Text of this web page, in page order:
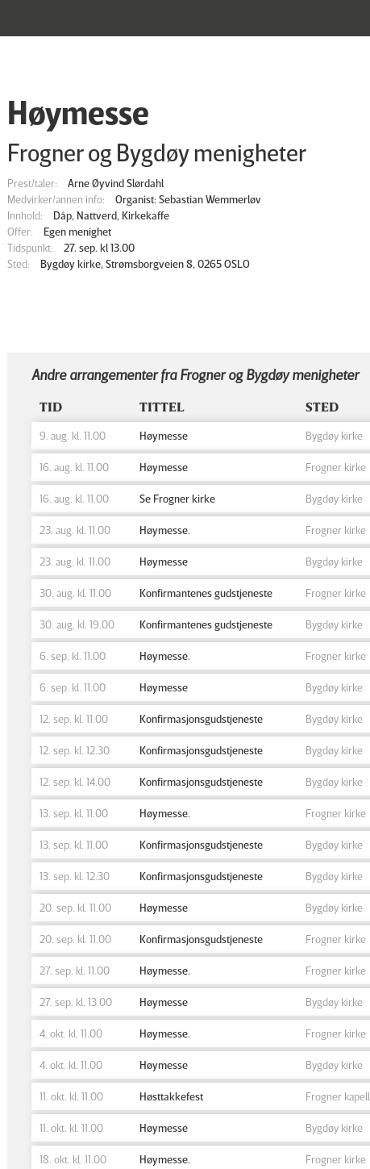
Høymesse
Frogner og Bygdøy menigheter
Prest/taler:
Arne Øyvind Slørdahl
Medvirker/annen info:
Organist: Sebastian Wemmerløv
Innhold:
Dåp, Nattverd, Kirkekaffe
Offer:
Egen menighet
Tidspunkt:
27. sep. kl 13.00
Sted:
Bygdøy kirke, Strømsborgveien 8, 0265 OSLO
Andre arrangementer fra Frogner og Bygdøy menigheter
TID TITTEL STED
9. aug. kl. 11.00 Høymesse Bygdøy kirke
16. aug. kl. 11.00 Høymesse Frogner kirke
16. aug. kl. 11.00 Se Frogner kirke Bygdøy kirke
23. aug. kl. 11.00 Høymesse. Frogner kirke
23. aug. kl. 11.00 Høymesse Bygdøy kirke
30. aug. kl. 11.00 Konfirmantenes gudstjeneste Frogner kirke
30. aug. kl. 19.00 Konfirmantenes gudstjeneste Bygdøy kirke
6. sep. kl. 11.00 Høymesse. Frogner kirke
6. sep. kl. 11.00 Høymesse Bygdøy kirke
12. sep. kl. 11.00 Konfirmasjonsgudstjeneste Bygdøy kirke
12. sep. kl. 12.30 Konfirmasjonsgudstjeneste Bygdøy kirke
12. sep. kl. 14.00 Konfirmasjonsgudstjeneste Bygdøy kirke
13. sep. kl. 11.00 Høymesse. Frogner kirke
13. sep. kl. 11.00 Konfirmasjonsgudstjeneste Bygdøy kirke
13. sep. kl. 12.30 Konfirmasjonsgudstjeneste Bygdøy kirke
20. sep. kl. 11.00 Høymesse Bygdøy kirke
20. sep. kl. 11.00 Konfirmasjonsgudstjeneste Frogner kirke
27. sep. kl. 11.00 Høymesse. Frogner kirke
27. sep. kl. 13.00 Høymesse Bygdøy kirke
4. okt. kl. 11.00 Høymesse. Frogner kirke
4. okt. kl. 11.00 Høymesse Bygdøy kirke
11. okt. kl. 11.00 Høsttakkefest Frogner kapell
11. okt. kl. 11.00 Høymesse Bygdøy kirke
18. okt. kl. 11.00 Høymesse. Frogner kirke